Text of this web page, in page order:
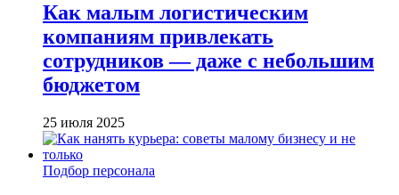
Как малым логистическим
компаниям привлекать
сотрудников — даже с небольшим
бюджетом
25 июля 2025
Подбор персонала